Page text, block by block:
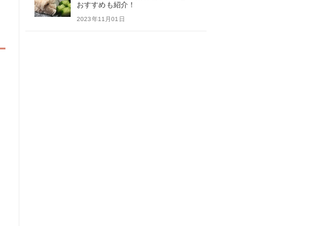
おすすめも紹介！
2023年11月01日